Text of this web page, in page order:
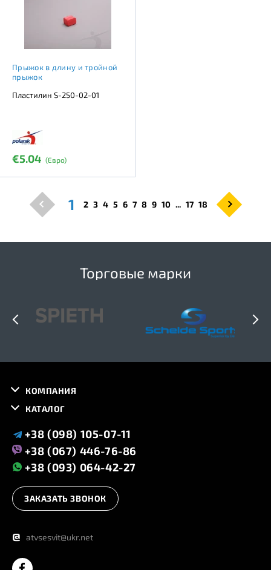
Прыжок в длину и тройной
прыжок
Пластилин S-250-02-01
€5.04 (Евро)
1 2 3 4 5 6 7 8 9 10 ... 17 18
Торговые марки
КОМПАНИЯ
КАТАЛОГ
+38 (098) 105-07-11
+38 (067) 446-76-86
+38 (093) 064-42-27
ЗАКАЗАТЬ ЗВОНОК
@ atvsesvit@ukr.net